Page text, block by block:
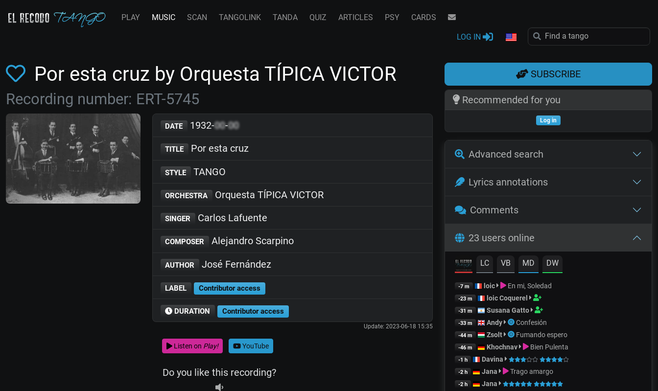
PLAY MUSIC SCAN TANGOLINK TANDA QUIZ ARTICLES PSY CARDS
LOG IN
Por esta cruz by Orquesta TÍPICA VICTOR
Recording number: ERT-5745
DATE 1932-00-00
TITLE Por esta cruz
STYLE TANGO
ORCHESTRA Orquesta TÍPICA VICTOR
SINGER Carlos Lafuente
COMPOSER Alejandro Scarpino
AUTHOR José Fernández
LABEL Contributor access
DURATION Contributor access
Update: 2023-06-18 15:35
Listen on Play! YouTube
Do you like this recording?
SUBSCRIBE
Recommended for you
Log in
Advanced search
Lyrics annotations
Comments
23 users online
LC VB MD DW
-7 m loic En mi, Soledad
-23 m loic Coquerel
-31 m Susana Gatto
-33 m Andy Confesión
-44 m Zsolt Fumando espero
-46 m Khochnav Bien Pulenta
-1 h Davina
-2 h Jana Trago amargo
-2 h Jana